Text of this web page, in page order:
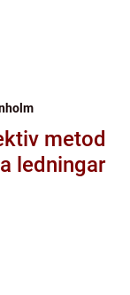
ledningar